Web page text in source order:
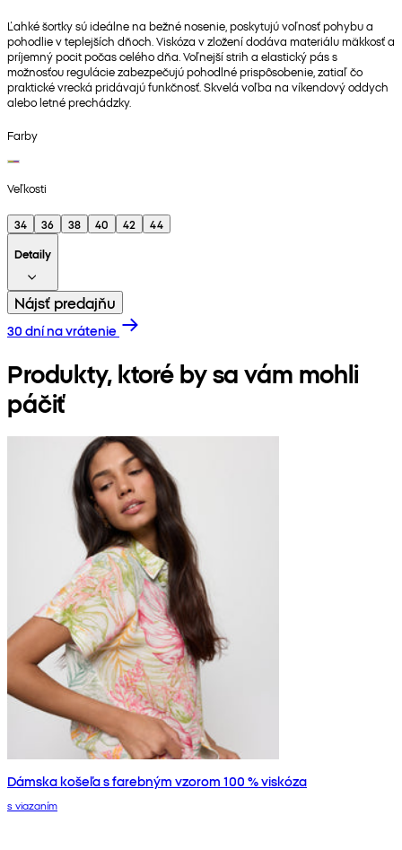
Ľahké šortky sú ideálne na bežné nosenie, poskytujú voľnosť pohybu a
pohodlie v teplejších dňoch. Viskóza v zložení dodáva materiálu mäkkosť a
príjemný pocit počas celého dňa. Voľnejší strih a elastický pás s
možnosťou regulácie zabezpečujú pohodlné prispôsobenie, zatiaľ čo
praktické vrecká pridávajú funkčnosť. Skvelá voľba na víkendový oddych
alebo letné prechádzky.
Farby
Veľkosti
34 36 38 40 42
44
Detaily
Nájsť predajňu
30 dní na vrátenie
Produkty, ktoré by sa vám mohli
páčiť
Dámska košeľa s farebným vzorom 100 % viskóza
s viazaním